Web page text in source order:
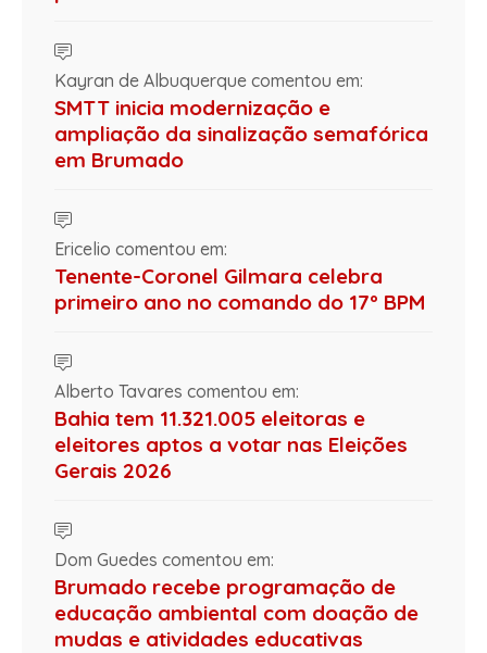
Kayran de Albuquerque comentou em:
SMTT inicia modernização e
ampliação da sinalização semafórica
em Brumado
Ericelio comentou em:
Tenente-Coronel Gilmara celebra
primeiro ano no comando do 17º BPM
Alberto Tavares comentou em:
Bahia tem 11.321.005 eleitoras e
eleitores aptos a votar nas Eleições
Gerais 2026
Dom Guedes comentou em:
Brumado recebe programação de
educação ambiental com doação de
mudas e atividades educativas